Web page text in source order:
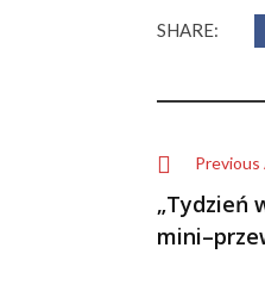
SHARE:
„Tydzień